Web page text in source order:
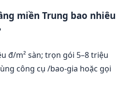
miền Trung bao nhiêu
đ/m² sàn; trọn gói 5–8 triệu
công cụ /bao-gia hoặc gọi